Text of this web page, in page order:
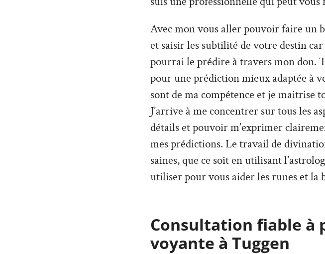
Avec mon vous aller pouvoir faire un
et saisir les subtilité de votre destin
pourrai le prédire à travers mon don.
pour une prédiction mieux adaptée à
sont de ma compétence et je maitrise
J’arrive à me concentrer sur tous les
détails et pouvoir m’exprimer
mes prédictions. Le travail de
saines, que ce soit en utilisant
utiliser pour vous aider les runes et la
Consultation fiable à
voyante à Tuggen